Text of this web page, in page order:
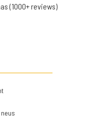
(1000+ reviews)